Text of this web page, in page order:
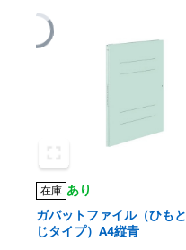
在庫 あり
ガバットファイル（ひもと
じタイプ）A4縦青